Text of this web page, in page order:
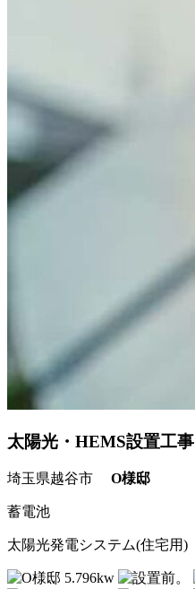
太陽光・HEMS設置工事
埼玉県越谷市 O様邸
蓄電池
太陽光発電システム(住宅用)